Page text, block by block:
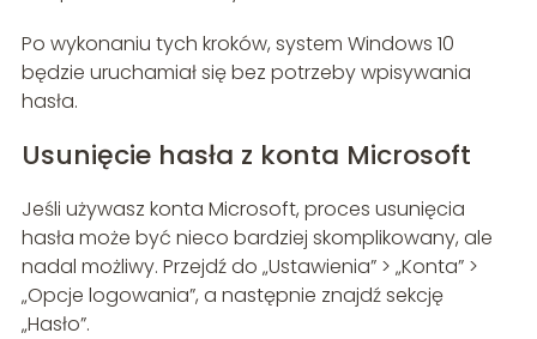
Po wykonaniu tych kroków, system Windows 10
będzie uruchamiał się bez potrzeby wpisywania
hasła.
Usunięcie hasła z konta Microsoft
Jeśli używasz konta Microsoft, proces usunięcia
hasła może być nieco bardziej skomplikowany, ale
nadal możliwy. Przejdź do „Ustawienia” > „Konta” >
„Opcje logowania”, a następnie znajdź sekcję
„Hasło”.